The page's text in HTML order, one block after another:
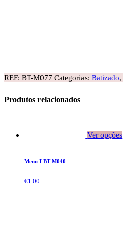
REF: BT-M077 Categorias: Batizado,
Produtos relacionados
Ver opções
Menu I BT-M040
€1.00